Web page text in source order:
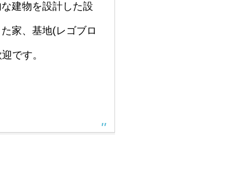
建物を設計した設
家、基地(レゴブロ
です。